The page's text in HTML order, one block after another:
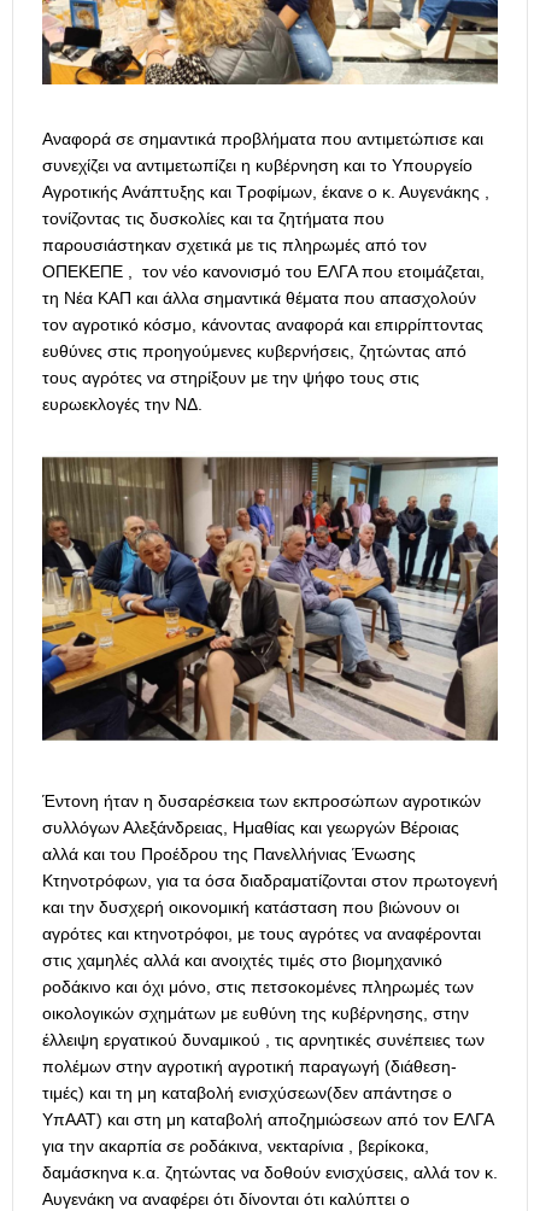
Αναφορά σε σημαντικά προβλήματα που αντιμετώπισε και
συνεχίζει να αντιμετωπίζει η κυβέρνηση και το Υπουργείο
Αγροτικής Ανάπτυξης και Τροφίμων, έκανε ο κ. Αυγενάκης ,
τονίζοντας τις δυσκολίες και τα ζητήματα που
παρουσιάστηκαν σχετικά με τις πληρωμές από τον
ΟΠΕΚΕΠΕ , τον νέο κανονισμό του ΕΛΓΑ που ετοιμάζεται,
τη Νέα ΚΑΠ και άλλα σημαντικά θέματα που απασχολούν
τον αγροτικό κόσμο, κάνοντας αναφορά και επιρρίπτοντας
ευθύνες στις προηγούμενες κυβερνήσεις, ζητώντας από
τους αγρότες να στηρίξουν με την ψήφο τους στις
ευρωεκλογές την ΝΔ.
Έντονη ήταν η δυσαρέσκεια των εκπροσώπων αγροτικών
συλλόγων Αλεξάνδρειας, Ημαθίας και γεωργών Βέροιας
αλλά και του Προέδρου της Πανελλήνιας Ένωσης
Κτηνοτρόφων, για τα όσα διαδραματίζονται στον πρωτογενή
και την δυσχερή οικονομική κατάσταση που βιώνουν οι
αγρότες και κτηνοτρόφοι, με τους αγρότες να αναφέρονται
στις χαμηλές αλλά και ανοιχτές τιμές στο βιομηχανικό
ροδάκινο και όχι μόνο, στις πετσοκομένες πληρωμές των
οικολογικών σχημάτων με ευθύνη της κυβέρνησης, στην
έλλειψη εργατικού δυναμικού , τις αρνητικές συνέπειες των
πολέμων στην αγροτική αγροτική παραγωγή (διάθεση-
τιμές) και τη μη καταβολή ενισχύσεων(δεν απάντησε ο
ΥπΑΑΤ) και στη μη καταβολή αποζημιώσεων από τον ΕΛΓΑ
για την ακαρπία σε ροδάκινα, νεκταρίνια , βερίκοκα,
δαμάσκηνα κ.α. ζητώντας να δοθούν ενισχύσεις, αλλά τον κ.
Αυγενάκη να αναφέρει ότι δίνονται ότι καλύπτει ο